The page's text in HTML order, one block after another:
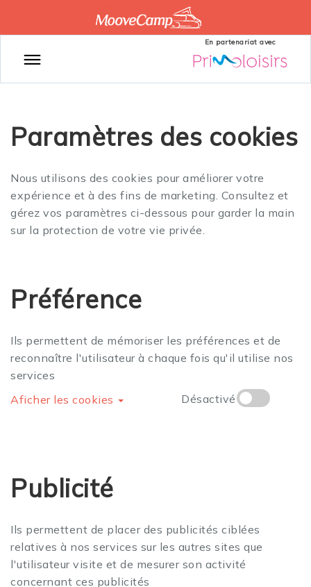
En partenariat avec
Paramètres des cookies
Nous utilisons des cookies pour améliorer votre
expérience et à des fins de marketing. Consultez et
gérez vos paramètres ci-dessous pour garder la main
sur la protection de votre vie privée.
Préférence
Ils permettent de mémoriser les préférences et de
reconnaître l'utilisateur à chaque fois qu'il utilise nos
services
Aficher les cookies
Désactivé
Publicité
Ils permettent de placer des publicités ciblées
relatives à nos services sur les autres sites que
l'utilisateur visite et de mesurer son activité
concernant ces publicités